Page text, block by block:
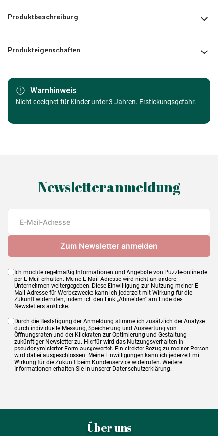
Produktbeschreibung
Dean Russo
Produkteigenschaften
Marke Heye
Kategorie Puzzle - Kunst
Alter
Puzzle für Erwachsene (500 bis
4001689298937
Warnhinweis
Nicht geeignet für Kinder unter 3 Jahren. Erstickungsgefahr.
Newsletteranmeldung
Ich möchte regelmäßig Informationen und Angebote von Puzzle-online.de
per E-Mail erhalten. Meine E-Mail-Adresse wird nicht an andere
Unternehmen weitergegeben. Diese Einwilligung zur Nutzung meiner E-
Mail-Adresse für Werbezwecke kann ich jederzeit mit Wirkung für die
Zukunft widerrufen, indem ich den Link „Abmelden" am Ende des
Newsletters anklicke.
Durch die Bestätigung der Anmeldung stimme ich zusätzlich der Analyse
durch individuelle Messung, Speicherung und Auswertung von
Öffnungsraten und der Klickraten zur Optimierung und Gestaltung
zukünftiger Newsletter zu. Hierfür wird das Nutzungsverhalten in
pseudonymisierter Form ausgewertet. Ein direkter Bezug zu meiner Person
wird dabei ausgeschlossen. Meine Einwilligungen kann ich jederzeit mit
Wirkung für die Zukunft beim Kundenservice widerrufen. Weitere
Informationen erhalten Sie in unserer Datenschutzerklärung.
Über uns